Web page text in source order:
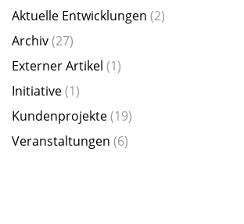
Aktuelle Entwicklungen (2)
Archiv(27)
Externer Artikel (1)
Initiative(1)
Kundenprojekte(19)
Veranstaltungen (6)